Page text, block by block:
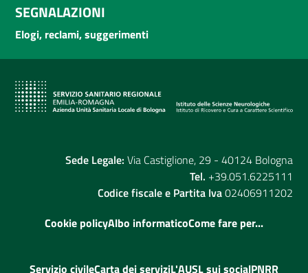
SEGNALAZIONI
Elogi, reclami, suggerimenti
Sede Legale: Via Castiglione, 29 - 40124 Bologna
Tel. +39.051.6225111
Codice fiscale e Partita Iva02406911202
Cookie policyAlbo informaticoCome fare per...
Servizio civileCarta dei serviziL'AUSL sui socialPNRR